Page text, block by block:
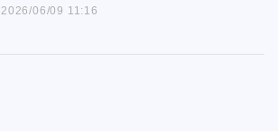
2026/06/09 11:16